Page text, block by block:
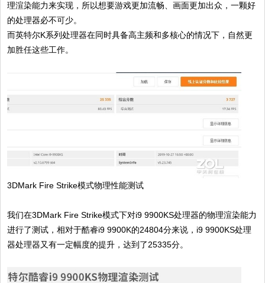
理渲染能力来实现，所以想要游戏更加流畅、画面更加出众，一颗好
的处理器必不可少。
而英特尔K系列处理器在同时具备高主频和多核心的情况下，自然更
加胜任这些工作。
3DMark Fire Strike模式物理性能测试
我们在3DMark Fire Strike模式下对i9 9900KS处理器的物理渲染能力
进行了测试，相对于酷睿i9 9900K的24804分来说，i9 9900KS处理
器处理器又有一定幅度的提升，达到了25335分。